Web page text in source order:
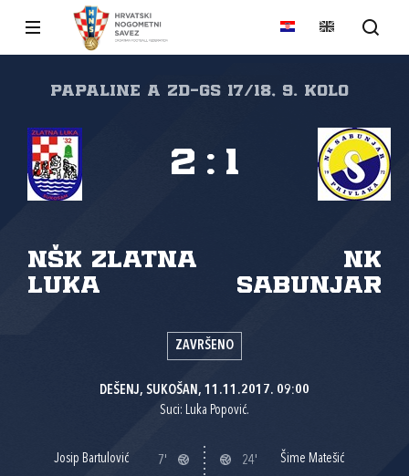
papaline A ZD-GS 17/18, 9. kolo
NŠK Zlatna
luka
NK
Sabunjar
2 : 1
ZAVRŠENO
DEŠENJ, SUKOŠAN, 11.11.2017. 09:00
Suci: Luka Popović.
Josip Bartulović
7'
24' Šime Matešić